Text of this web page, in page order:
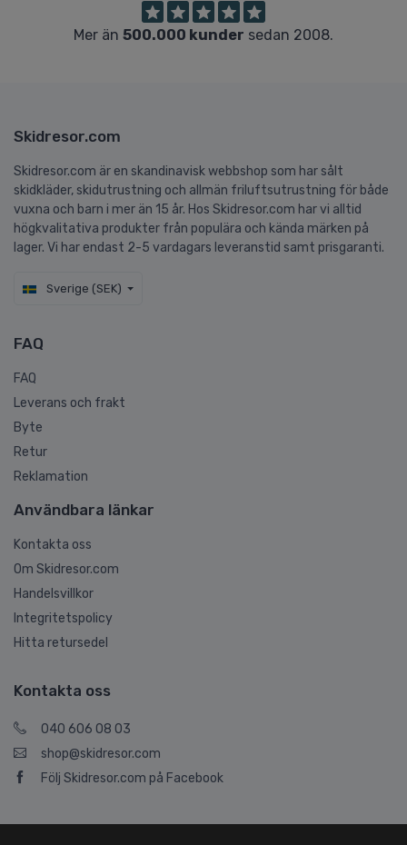
Mer än 500.000 kunder sedan 2008.
Skidresor.com
Skidresor.com är en skandinavisk webbshop som har sålt
skidkläder, skidutrustning och allmän friluftsutrustning för både
vuxna och barn i mer än 15 år. Hos Skidresor.com har vi alltid
högkvalitativa produkter från populära och kända märken på
lager. Vi har endast 2-5 vardagars leveranstid samt prisgaranti.
Sverige (SEK)
FAQ
FAQ
Leverans och frakt
Byte
Retur
Reklamation
Användbara länkar
Kontakta oss
Om Skidresor.com
Handelsvillkor
Integritetspolicy
Hitta retursedel
Kontakta oss
040 606 08 03
shop@skidresor.com
Följ Skidresor.com på Facebook